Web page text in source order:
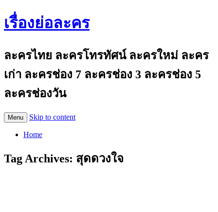
เรื่องย่อละคร
ละครไทย ละครโทรทัศน์ ละครใหม่ ละคร
เก่า ละครช่อง 7 ละครช่อง 3 ละครช่อง 5
ละครช่องวัน
Menu Skip to content
Home
Tag Archives: สุดดวงใจ